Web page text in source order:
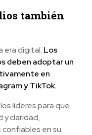
también
era digital. Los
deben adoptar un
en
y TikTok.
líderes para que
y claridad,
en su